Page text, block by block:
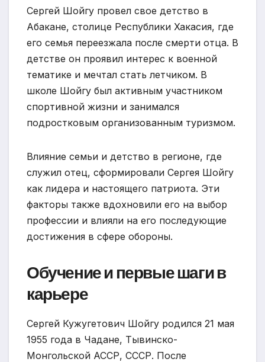
Сергей Шойгу провел свое детство в
Абакане, столице Республики Хакасия, где
его семья переезжала после смерти отца. В
детстве он проявил интерес к военной
тематике и мечтал стать летчиком. В
школе Шойгу был активным участником
спортивной жизни и занимался
подростковым организованным туризмом.
Влияние семьи и детство в регионе, где
служил отец, сформировали Сергея Шойгу
как лидера и настоящего патриота. Эти
факторы также вдохновили его на выбор
профессии и влияли на его последующие
достижения в сфере обороны.
Обучение и первые шаги в
карьере
Сергей Кужугетович Шойгу родился 21 мая
1955 года в Чадане, Тывинско-
Монгольской АССР, СССР. После